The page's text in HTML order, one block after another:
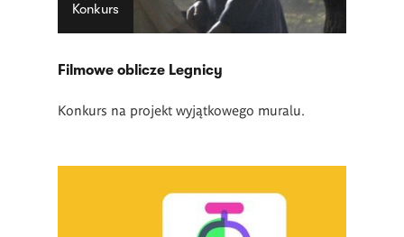
Konkurs
Filmowe oblicze Legnicy
Konkurs na projekt wyjątkowego muralu.